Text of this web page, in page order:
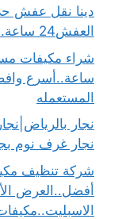
دينا نقل عفش
العفش24 ساعة..خصم100ريال
ساعة..أسرع
المستعمله
نجار غرف نوم
شركة تنظيف
أفضل..العرض